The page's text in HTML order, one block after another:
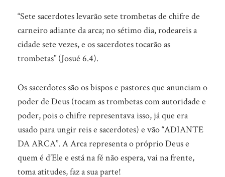
“Sete sacerdotes levarão sete trombetas de chifre de
carneiro adiante da arca; no sétimo dia, rodeareis a
cidade sete vezes, e os sacerdotes tocarão as
trombetas” (Josué 6.4).
Os sacerdotes são os bispos e pastores que anunciam o
poder de Deus (tocam as trombetas com autoridade e
poder, pois o chifre representava isso, já que era
usado para ungir reis e sacerdotes) e vão “ADIANTE
DA ARCA”. A Arca representa o próprio Deus e
quem é d’Ele e está na fé não espera, vai na frente,
toma atitudes, faz a sua parte!